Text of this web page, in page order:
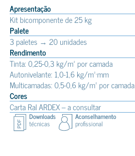
Apresentação
Kit bicomponente de 25 kg
Palete
3 paletes → 20 unidades
Rendimento
Tinta: 0,25-0,3 kg/m² por camada
Autonivelante: 1,0-1,6 kg/m²·mm
Multicamadas: 0,5-0,6 kg/m² por camada
Cores
Carta Ral ARDEX – a consultar
Downloads
técnicas
Aconselhamento
profissional